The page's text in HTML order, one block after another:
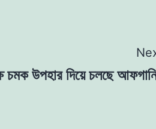
চমক উপহার দিয়ে চলছে